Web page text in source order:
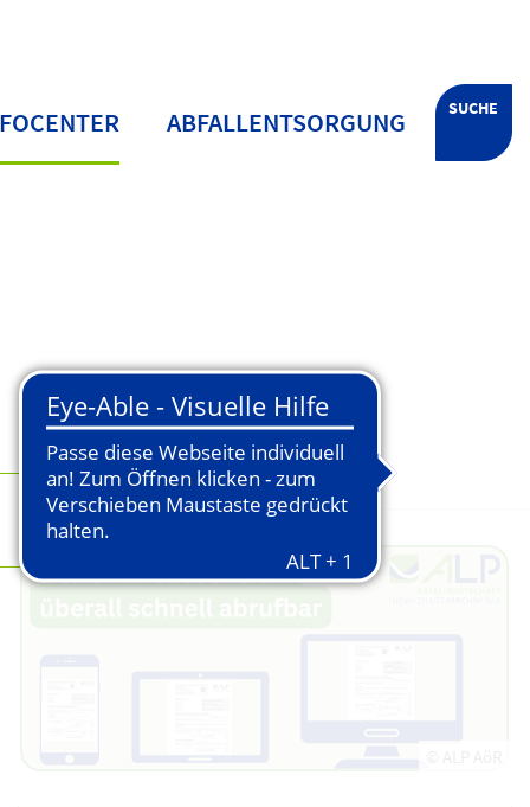
SUCHE
ABFALLENTSORGUNG